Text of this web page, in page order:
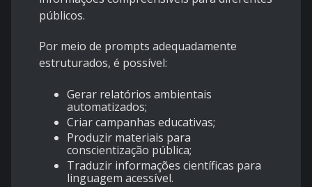
públicos.
Por meio de prompts adequadamente
estruturados, é possível:
Gerar relatórios ambientais
automatizados;
Criar campanhas educativas;
Produzir materiais para
conscientização pública;
Traduzir informações científicas para
linguagem acessível.